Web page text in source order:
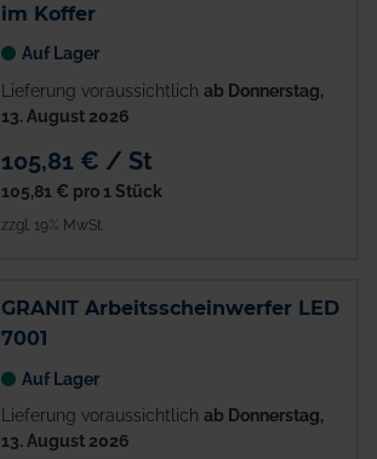
im Koffer
Auf Lager
Lieferung voraussichtlich ab Donnerstag,
13. August 2026
105,81 € / St
105,81 € pro 1 Stück
zzgl. 19% MwSt.
GRANIT Arbeitsscheinwerfer LED
7001
Auf Lager
Lieferung voraussichtlich ab Donnerstag,
13. August 2026